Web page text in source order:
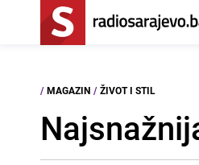
/ MAGAZIN / ŽIVOT I STIL